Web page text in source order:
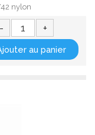
nylon
- +
au panier